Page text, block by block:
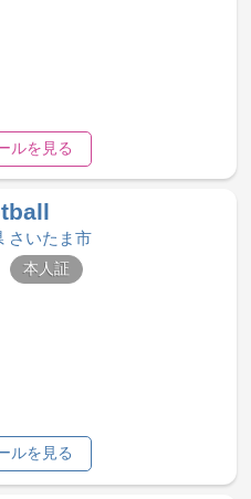
ルを見る
さいたま市
本人証
ルを見る